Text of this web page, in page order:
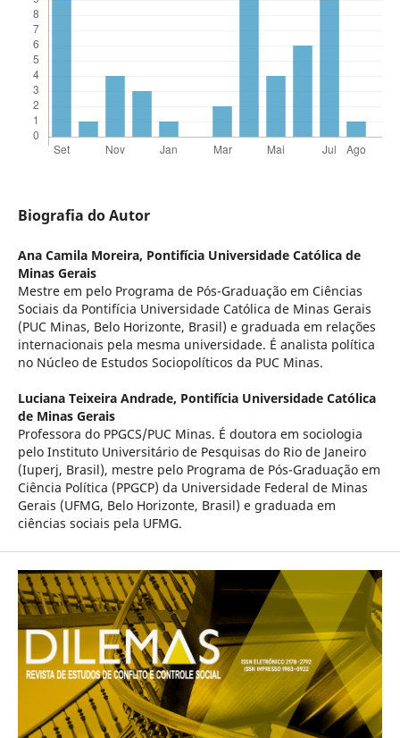
Biografia do Autor
Ana Camila Moreira, Pontifícia Universidade Católica de
Minas Gerais
Mestre em pelo Programa de Pós-Graduação em Ciências
Sociais da Pontifícia Universidade Católica de Minas Gerais
(PUC Minas, Belo Horizonte, Brasil) e graduada em relações
internacionais pela mesma universidade. É analista política
no Núcleo de Estudos Sociopolíticos da PUC Minas.
Luciana Teixeira Andrade, Pontifícia Universidade Católica
de Minas Gerais
Professora do PPGCS/PUC Minas. É doutora em sociologia
pelo Instituto Universitário de Pesquisas do Rio de Janeiro
(Iuperj, Brasil), mestre pelo Programa de Pós-Graduação em
Ciência Política (PPGCP) da Universidade Federal de Minas
Gerais (UFMG, Belo Horizonte, Brasil) e graduada em
ciências sociais pela UFMG.